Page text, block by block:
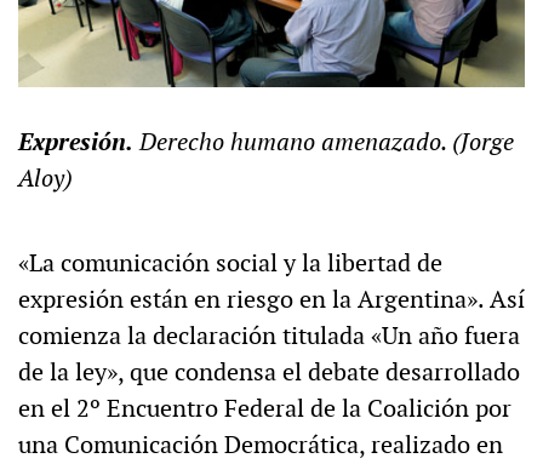
Expresión. Derecho humano amenazado. (Jorge
Aloy)
«La comunicación social y la libertad de
expresión están en riesgo en la Argentina». Así
comienza la declaración titulada «Un año fuera
de la ley», que condensa el debate desarrollado
en el 2º Encuentro Federal de la Coalición por
una Comunicación Democrática, realizado en